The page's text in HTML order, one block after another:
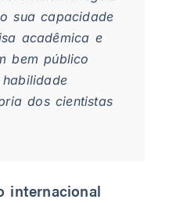
sua capacidade
acadêmica e
bem público
dos cientistas
internacional